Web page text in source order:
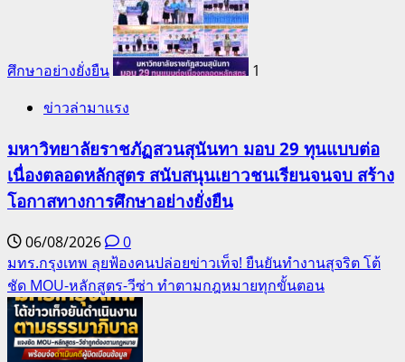
ศึกษาอย่างยั่งยืน
1
ข่าวล่ามาแรง
มหาวิทยาลัยราชภัฏสวนสุนันทา มอบ 29 ทุนแบบต่อ
เนื่องตลอดหลักสูตร สนับสนุนเยาวชนเรียนจนจบ สร้าง
โอกาสทางการศึกษาอย่างยั่งยืน
06/08/2026
0
มทร.กรุงเทพ ลุยฟ้องคนปล่อยข่าวเท็จ! ยืนยันทำงานสุจริต โต้
ชัด MOU-หลักสูตร-วีซ่า ทำตามกฎหมายทุกขั้นตอน